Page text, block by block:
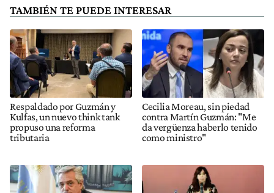
TAMBIÉN TE PUEDE INTERESAR
Respaldado por Guzmán y
Kulfas, un nuevo think tank
propuso una reforma
tributaria
Cecilia Moreau, sin piedad
contra Martín Guzmán: "Me
da vergüenza haberlo tenido
como ministro"